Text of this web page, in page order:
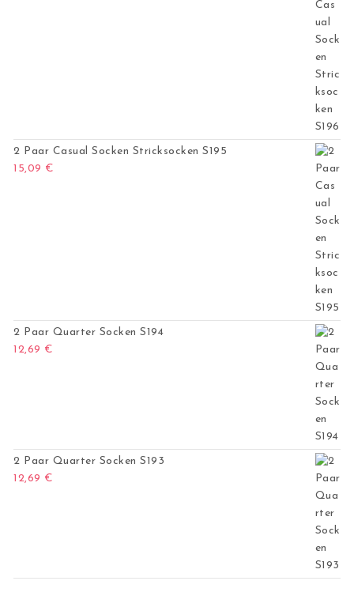
2 Paar Casual Socken Stricksocken S195
15,09 €
2 Paar Quarter Socken S194
12,69 €
2 Paar Quarter Socken S193
12,69 €